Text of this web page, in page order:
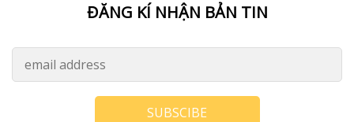
ĐĂNG KÍ NHẬN BẢN TIN
SUBSCIBE